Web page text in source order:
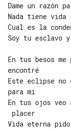
Dame un razón
Nada tiene
Cual es la
Soy tu esclavo
En tus besos
encontré
Este eclipse
para mi
En tus ojos
Vida eterna